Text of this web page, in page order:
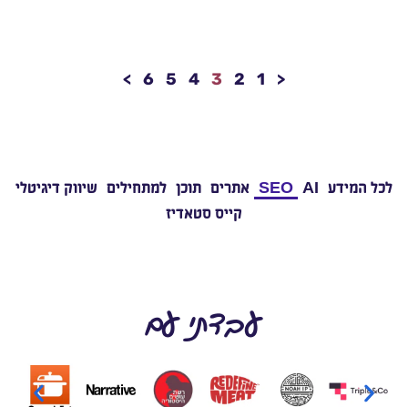
<
1
2
3
4
5
6
>
לכל המידע AI
SEO אתרים תוכן למתחילים שיווק דיגיטלי
קייס סטאדיז
עבדתי עם